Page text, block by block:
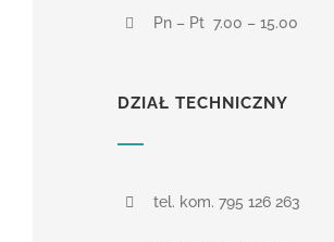
Pn – Pt 7.00 – 15.00
DZIAŁ TECHNICZNY
tel. kom. 795 126 263